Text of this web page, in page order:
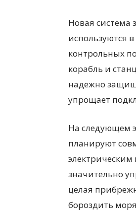
Новая система
используются
контрольных
корабль и
надежно
упрощает
На следующем
планируют
электрическим
значительно
целая
бороздить